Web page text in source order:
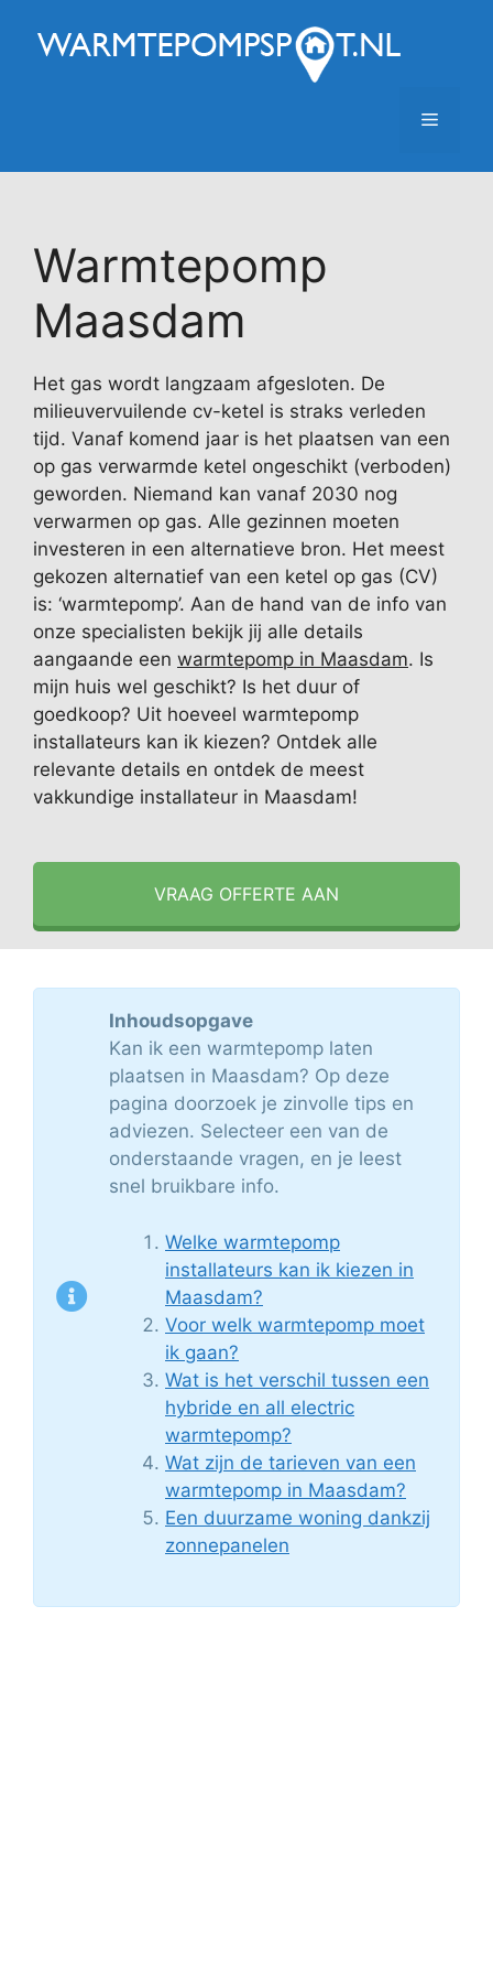
naar
Menu
Warmtepomp
Maasdam
Het gas wordt langzaam afgesloten. De
milieuvervuilende cv-ketel is straks verleden
tijd. Vanaf komend jaar is het plaatsen van een
op gas verwarmde ketel ongeschikt (verboden)
geworden. Niemand kan vanaf 2030 nog
verwarmen op gas. Alle gezinnen moeten
investeren in een alternatieve bron. Het meest
gekozen alternatief van een ketel op gas (CV)
is: ‘warmtepomp’. Aan de hand van de info van
onze specialisten bekijk jij alle details
aangaande een warmtepomp in Maasdam. Is
mijn huis wel geschikt? Is het duur of
goedkoop? Uit hoeveel warmtepomp
installateurs kan ik kiezen? Ontdek alle
relevante details en ontdek de meest
vakkundige installateur in Maasdam!
VRAAG OFFERTE AAN
Inhoudsopgave
Kan ik een warmtepomp laten
plaatsen in Maasdam? Op deze
pagina doorzoek je zinvolle tips en
adviezen. Selecteer een van de
onderstaande vragen, en je leest
snel bruikbare info.
Welke warmtepomp
installateurs kan ik kiezen in
Maasdam?
Voor welk warmtepomp moet
ik gaan?
Wat is het verschil tussen een
hybride en all electric
warmtepomp?
Wat zijn de tarieven van een
warmtepomp in Maasdam?
Een duurzame woning dankzij
zonnepanelen